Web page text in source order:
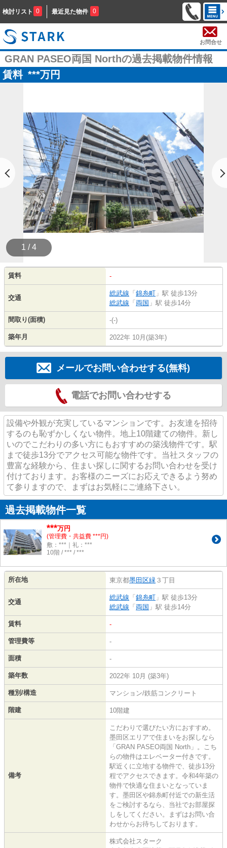
検討リスト 0 最近見た物件 0
お問合せ
GRAN PASEO両国 Northの過去掲載物件情報
賃料 ***万円
1 / 4
賃料 -
交通
総武線 「 錦糸町 」駅 徒歩13分
総武線 「 両国 」駅 徒歩14分
間取り(面積) -(-)
築年月 2022年 10月(築3年)
メールでお問い合わせする(無料)
電話でお問い合わせする
設備や外観が充実しているマンションです。お友達を招待
するのも恥ずかしくない物件。地上10階建ての物件。新し
いのでこだわりの多い方にもおすすめの築浅物件です。駅
まで徒歩13分でアクセス可能な物件です。当社スタッフの
豊富な経験から、住まい探しに関するお問い合わせを受け
付けております。お客様のニーズにお応えできるよう努め
て参りますので、まずはお気軽にご連絡下さい。
過去掲載物件一覧
***万円
(管理費・共益費 ***円)
敷：***｜礼：***
10階 / *** / ***
所在地 東京都墨田区緑 ３丁目
交通
総武線 「 錦糸町 」駅 徒歩13分
総武線 「 両国 」駅 徒歩14分
賃料 -
管理費等 -
面積 -
築年数 2022年 10月 (築3年)
種別/構造 マンション/鉄筋コンクリート
階建 10階建
備考
こだわりで選びたい方におすすめ。
墨田区エリアで住まいをお探しなら
「GRAN PASEO両国 North」。こち
らの物件はエレベーター付きです。
駅近くに立地する物件で、徒歩13分
程でアクセスできます。令和4年築の
物件で快適な住まいとなっていま
す。墨田区や錦糸町付近での新生活
をご検討するなら、当社でお部屋探
しをしてください。まずはお問い合
わせからお待ちしております。
株式会社スターク